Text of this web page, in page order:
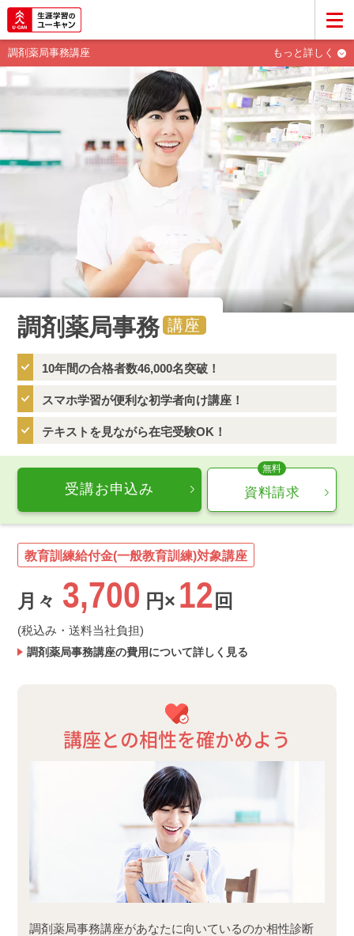
調剤薬局事務講座 もっと詳しく
調剤薬局事務 講座
10年間の合格者数46,000名突破！
スマホ学習が便利な初学者向け講座！
テキストを見ながら在宅受験OK！
受講お申込み 資料請求
教育訓練給付金(一般教育訓練)対象講座
月々 3,700 円× 12 回
(税込み・送料当社負担)
調剤薬局事務講座の費用について詳しく見る
講座との相性を確かめよう
調剤薬局事務講座があなたに向いているのか相性診断